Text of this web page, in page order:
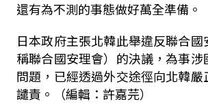
還有為不測的事態做好萬全準備。
日本政府主張北韓此舉違反聯合
稱聯合國安理會）的決議，為事涉
問題，已經透過外交途徑向北韓嚴
譴責。（編輯：許嘉芫）